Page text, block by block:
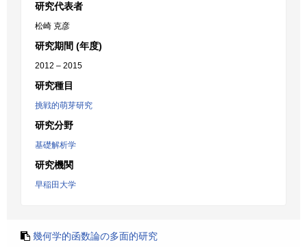
研究代表者
松崎 克彦
研究期間 (年度)
2012 – 2015
研究種目
挑戦的萌芽研究
研究分野
基礎解析学
研究機関
早稲田大学
幾何学的函数論の多面的研究